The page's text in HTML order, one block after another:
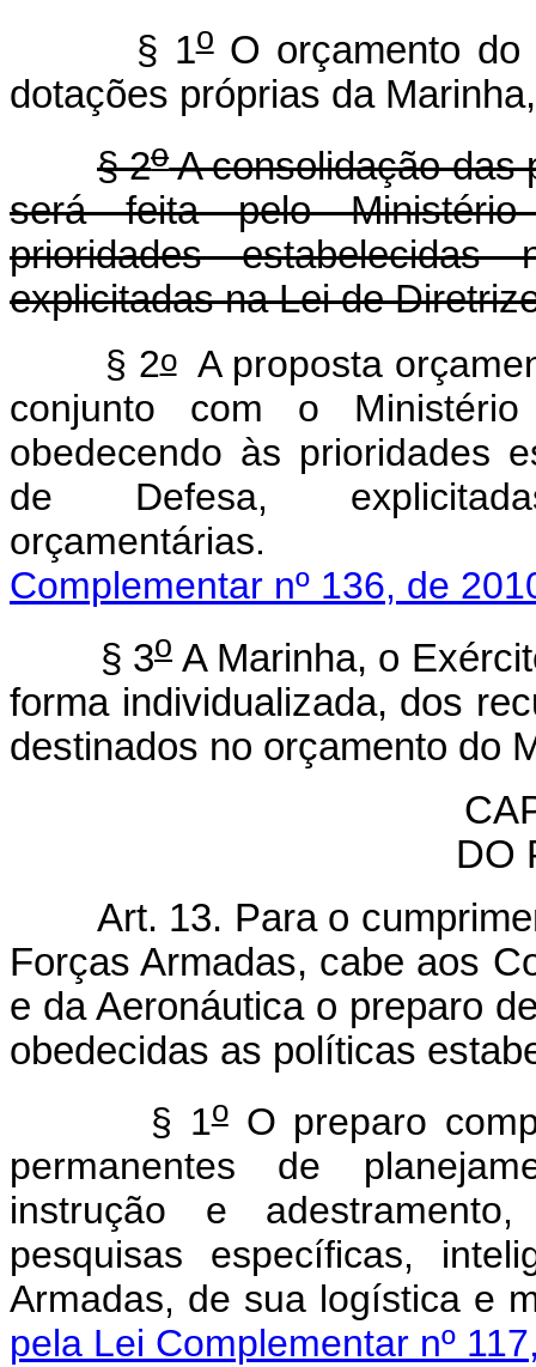
§ 1oO orçamento do
dotações próprias da
§ 2oA consolidação das
será feita pelo
prioridades
explicitadas na Lei de
§ 2oA proposta
conjunto com o
obedecendo às prioridades
de Defesa,
Complementar nº 136, de
§ 3o A Marinha, o
forma individualizada, dos
destinados no orçamento do
DO
Art. 13. Para o
Forças Armadas, cabe aos
e da Aeronáutica o preparo
obedecidas as políticas
§ 1oO preparo
permanentes de
instrução e
pesquisas específicas,
Armadas, de sua
pela Lei Complementar nº